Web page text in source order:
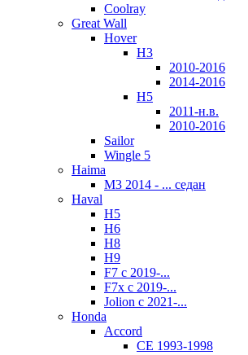
Coolray
Great Wall
Hover
H3
2010-2016
2014-2016
H5
2011-н.в.
2010-2016
Sailor
Wingle 5
Haima
M3 2014 - ... седан
Haval
H5
Н6
H8
H9
F7 с 2019-...
F7x с 2019-...
Jolion с 2021-...
Honda
Accord
CE 1993-1998